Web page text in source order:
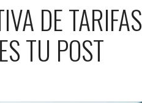
DE TARIFAS
TU POST